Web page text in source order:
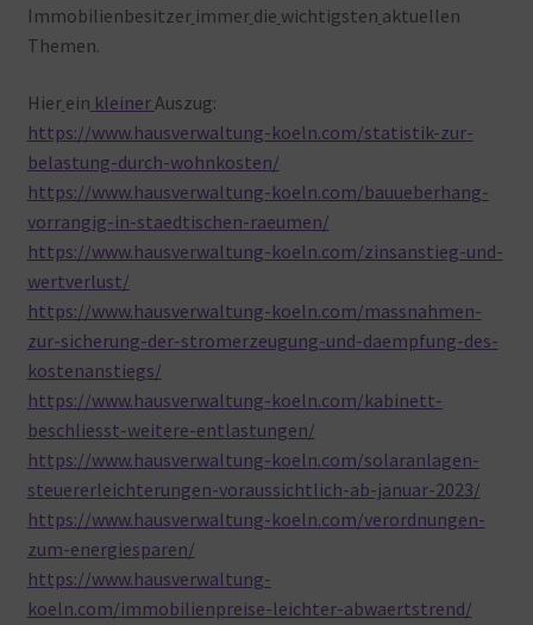
Immobilienbesitzer immer die wichtigsten aktuellen
Themen.
Hier ein kleinerAuszug:
https://www.hausverwaltung-koeln.com/statistik-zur-
belastung-durch-wohnkosten/
https://www.hausverwaltung-koeln.com/bauueberhang-
vorrangig-in-staedtischen-raeumen/
https://www.hausverwaltung-koeln.com/zinsanstieg-und-
wertverlust/
https://www.hausverwaltung-koeln.com/massnahmen-
zur-sicherung-der-stromerzeugung-und-daempfung-des-
kostenanstiegs/
https://www.hausverwaltung-koeln.com/kabinett-
beschliesst-weitere-entlastungen/
https://www.hausverwaltung-koeln.com/solaranlagen-
steuererleichterungen-voraussichtlich-ab-januar-2023/
https://www.hausverwaltung-koeln.com/verordnungen-
zum-energiesparen/
https://www.hausverwaltung-
koeln.com/immobilienpreise-leichter-abwaertstrend/